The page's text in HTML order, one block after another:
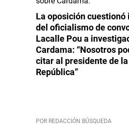
La oposición cuestionó
del oficialismo de
Lacalle Pou a
Cardama: “Nosotros
citar al presidente de la
República”
POR REDACCIÓN BÚSQUEDA